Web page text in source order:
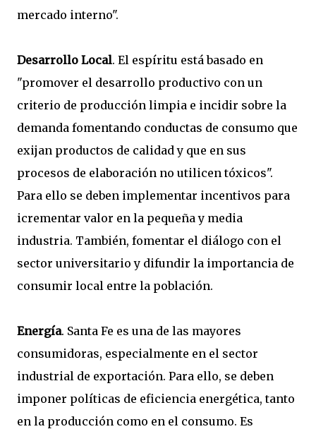
mercado interno".
Desarrollo Local. El espíritu está basado en
"promover el desarrollo productivo con un
criterio de producción limpia e incidir sobre la
demanda fomentando conductas de consumo que
exijan productos de calidad y que en sus
procesos de elaboración no utilicen tóxicos".
Para ello se deben implementar incentivos para
icrementar valor en la pequeña y media
industria. También, fomentar el diálogo con el
sector universitario y difundir la importancia de
consumir local entre la población.
Energía. Santa Fe es una de las mayores
consumidoras, especialmente en el sector
industrial de exportación. Para ello, se deben
imponer políticas de eficiencia energética, tanto
en la producción como en el consumo. Es